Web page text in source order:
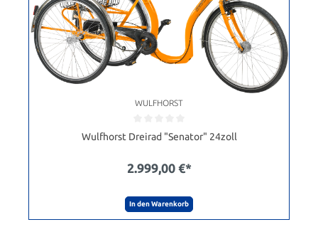
WULFHORST
Wulfhorst Dreirad "Senator" 24zoll
2.999,00 €*
In den Warenkorb